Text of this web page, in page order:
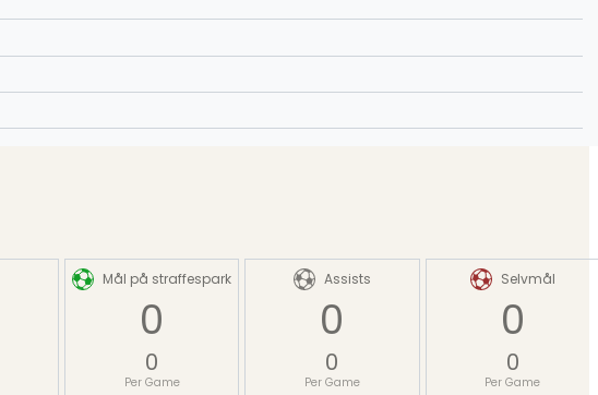
Mål på straffespark
0
0
Per Game
Assists
0
0
Per Game
Selvmål
0
0
Per Game